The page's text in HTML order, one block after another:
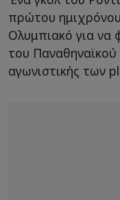
πρώτου
Ολυμπιακό για να
του Παναθηναϊκού
αγωνιστικής των